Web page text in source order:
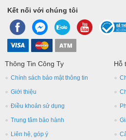
Kết nối với chúng tôi
Thông Tin Công Ty
Chính sách bảo mật thông tin
Giới thiệu
Điều khoản sử dụng
Trung tâm bảo hành
Liên hệ, góp ý
Hỗ